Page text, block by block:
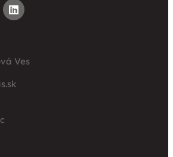
Ves